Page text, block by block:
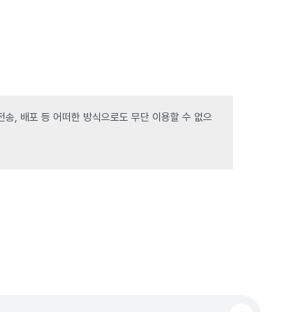
, 배포 등 어떠한 방식으로도 무단 이용할 수 없으